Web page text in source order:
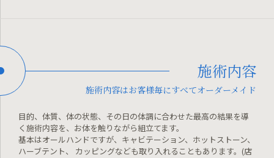
施術内容
施術内容はお客様毎にすべてオーダーメイド
目的、体質、体の状態、その日の体調に合わせた最高の結果を導
く施術内容を、お体を触りながら組立てます。
基本はオールハンドですが、キャビテーション、ホットストーン、
ハーブテント、
カッピングなども取り入れることもあります。(店